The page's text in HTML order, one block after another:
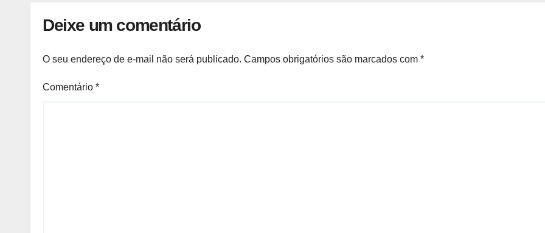
Deixe um comentário
O seu endereço de e-mail não será publicado. Campos obrigatórios são marcados com *
Comentário *